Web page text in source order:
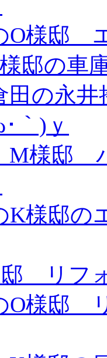
O様邸
邸の車
田の永
｀)ｙ
M様邸
K様邸の
リフ
O様邸